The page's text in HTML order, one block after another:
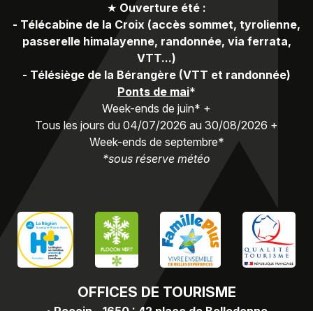
OFFICES DE TOURISME
★ Ouverture été :
- Télécabine de la Croix (accès sommet, tyrolienne,
passerelle himalayenne, randonnée, via ferrata,
VTT...)
- Télésiège de la Bérangère (VTT et randonnée)
Ponts de mai*
Week-ends de juin* +
Tous les jours du 04/07/2026 au 30/08/2026 +
Week-ends de septembre*
*sous réserve météo